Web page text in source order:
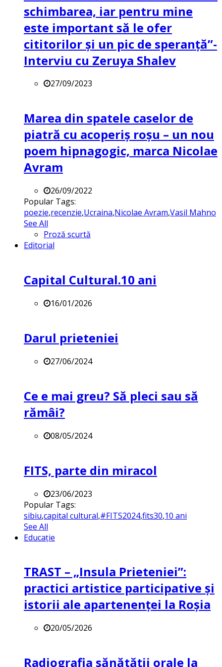
schimbarea, iar pentru mine
este important să le ofer
cititorilor și un pic de speranță”-
Interviu cu Zeruya Shalev
27/09/2023
Marea din spatele caselor de
piatră cu acoperiș roșu – un nou
poem hipnagogic, marca Nicolae
Avram
26/09/2022
Popular Tags:
poezie,recenzie,Ucraina,Nicolae Avram,Vasil Mahno
See All
Proză scurtă
Editorial
Capital Cultural.10 ani
16/01/2026
Darul prieteniei
27/06/2024
Ce e mai greu? Să pleci sau să
rămâi?
08/05/2024
FITS, parte din miracol
23/06/2023
Popular Tags:
sibiu,capital cultural,#FITS2024,fits30,10 ani
See All
Educație
TRAST – „Insula Prieteniei”:
practici artistice participative și
istorii ale apartenenței la Roșia
20/05/2026
Radiografia sănătății orale la